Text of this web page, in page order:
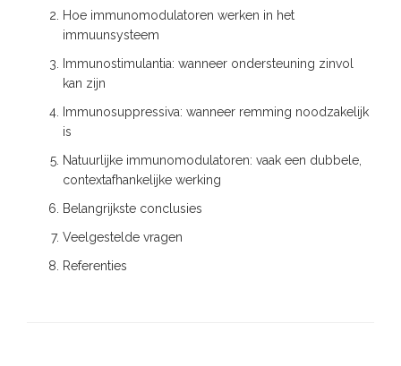
Hoe immunomodulatoren werken in het
immuunsysteem
Immunostimulantia: wanneer ondersteuning zinvol
kan zijn
Immunosuppressiva: wanneer remming noodzakelijk
is
Natuurlijke immunomodulatoren: vaak een dubbele,
contextafhankelijke werking
Belangrijkste conclusies
Veelgestelde vragen
Referenties